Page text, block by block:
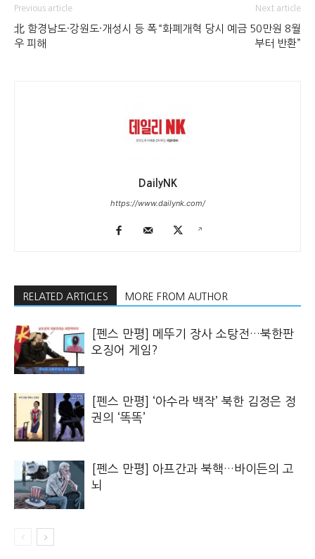
Previous article
北 함경남도·강원도·개성시 등 폭
우 피해
Next article
“화폐개혁 당시 예금 50만원 8월
부터 반환”
DailyNK
https://www.dailynk.com/
RELATED ARTICLES MORE FROM AUTHOR
[펜스 만평] 메뚜기 장사 소탕전…북한판
오징어 게임?
[펜스 만평] ‘아수라 백작’ 북한 김정은 정
권의 ‘똑똑’
[펜스 만평] 아프간과 북핵…바이든의 고
뇌